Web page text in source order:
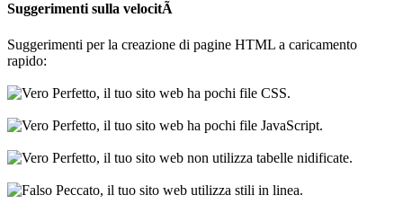
Suggerimenti sulla velocitÃ
Suggerimenti per la creazione di pagine HTML a caricamento
rapido:
Perfetto, il tuo sito web ha pochi file CSS.
Perfetto, il tuo sito web ha pochi file JavaScript.
Perfetto, il tuo sito web non utilizza tabelle nidificate.
Peccato, il tuo sito web utilizza stili in linea.